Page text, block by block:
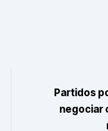
Partidos
negociar